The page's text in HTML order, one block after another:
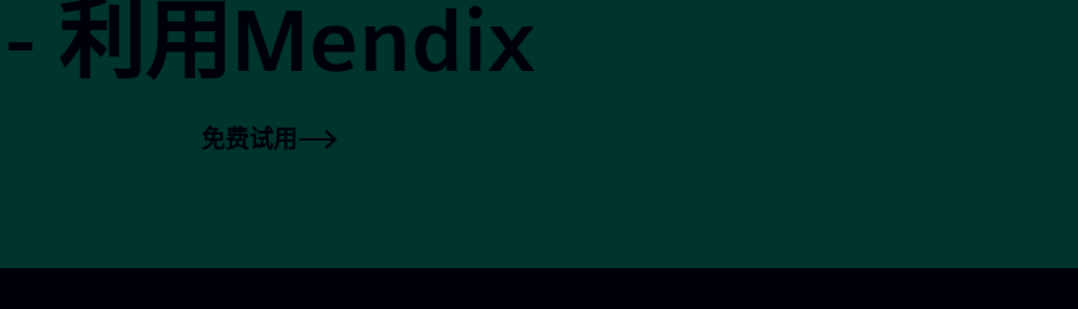
- 利用Mendix
免费试用